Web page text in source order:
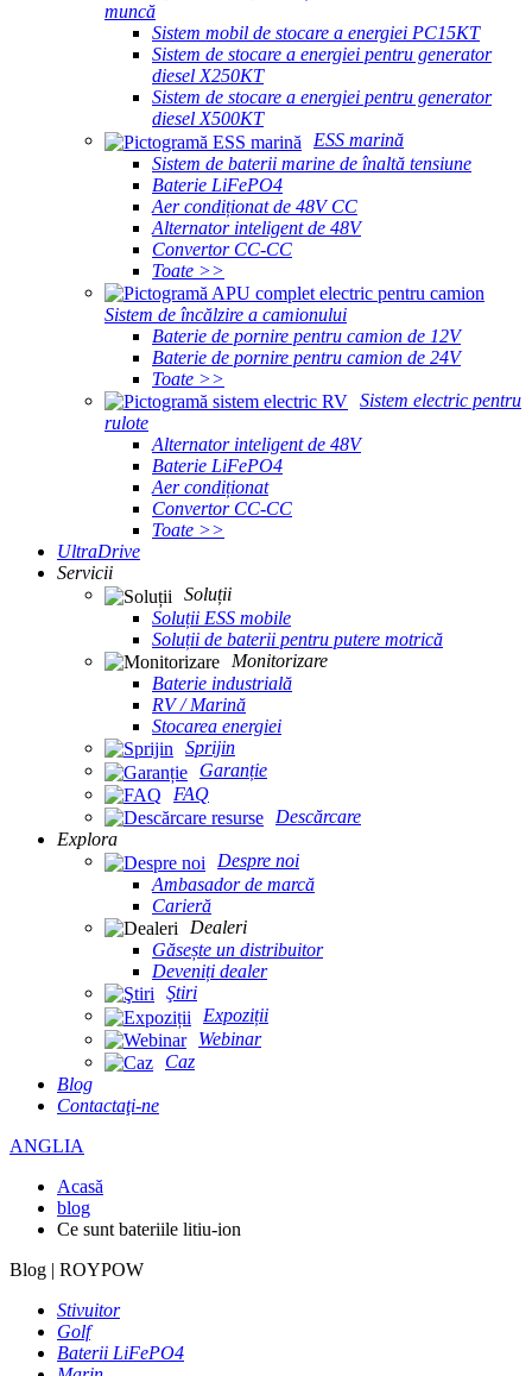
muncă
Sistem mobil de stocare a energiei PC15KT
Sistem de stocare a energiei pentru generator
diesel X250KT
Sistem de stocare a energiei pentru generator
diesel X500KT
ESS marină
Sistem de baterii marine de înaltă tensiune
Baterie LiFePO4
Aer condiționat de 48V CC
Alternator inteligent de 48V
Convertor CC-CC
Toate >>
Sistem de încălzire a camionului
Baterie de pornire pentru camion de 12V
Baterie de pornire pentru camion de 24V
Toate >>
Sistem electric pentru
rulote
Alternator inteligent de 48V
Baterie LiFePO4
Aer condiționat
Convertor CC-CC
Toate >>
UltraDrive
Servicii
Soluții
Soluții ESS mobile
Soluții de baterii pentru putere motrică
Monitorizare
Baterie industrială
RV / Marină
Stocarea energiei
Sprijin
Garanție
FAQ
Descărcare
Explora
Despre noi
Ambasador de marcă
Carieră
Dealeri
Găsește un distribuitor
Deveniți dealer
Ştiri
Expoziții
Webinar
Caz
Blog
Contactaţi-ne
ANGLIA
Acasă
blog
Ce sunt bateriile litiu-ion
Blog | ROYPOW
Stivuitor
Golf
Baterii LiFePO4